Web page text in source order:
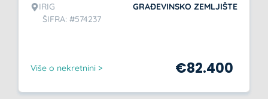
IRIG
ŠIFRA: #574237
GRAĐEVINSKO ZEMLJIŠTE
Više o nekretnini > €82.400